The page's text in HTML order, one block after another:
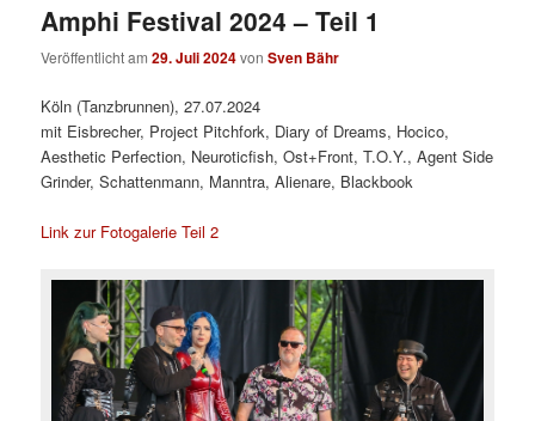
Amphi Festival 2024 – Teil 1
Veröffentlicht am29. Juli 2024vonSven Bähr
Köln (Tanzbrunnen), 27.07.2024
mit Eisbrecher, Project Pitchfork, Diary of Dreams, Hocico,
Aesthetic Perfection, Neuroticfish, Ost+Front, T.O.Y., Agent Side
Grinder, Schattenmann, Manntra, Alienare, Blackbook
Link zur Fotogalerie Teil 2